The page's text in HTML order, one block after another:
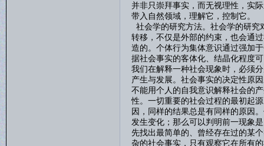
并非只崇拜事实，而无视理性，实
带入自然领域，理解它，控制它。
社会学的研究方法。社会学的研究
转移，不仅是外部的约束，也会通
造的。个体行为集体意识通过强加
据社会事实的客体化、结晶化程度
我们在解释一种社会现象时，必须
产生与发展。社会事实的决定性原
不能用个人的自我意识解释社会的
性。一切重要的社会过程的最初起
因，同样的结果总是有同样的原因
发生变化；那么可以判明前一现象
先找出最简单的、曾经存在过的某
杂的社会事实，只有观察它在所有